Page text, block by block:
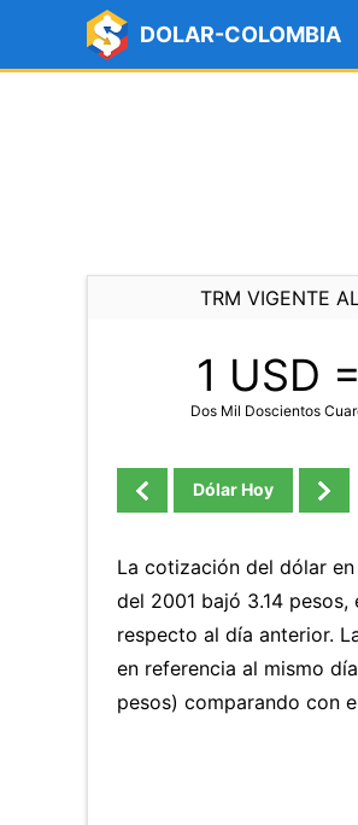
DOLAR-COLOMBIA
TRM VIGENTE
1 USD =
Dos Mil Doscientos
Dólar Hoy
La cotización del dólar
del 2001 bajó 3.14 pesos,
respecto al día anterior.
en referencia al mismo
pesos) comparando con